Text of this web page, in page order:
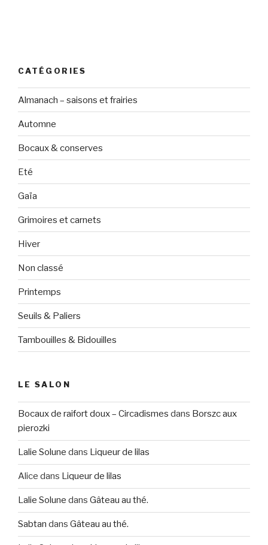
CATÉGORIES
Almanach – saisons et frairies
Automne
Bocaux & conserves
Eté
Gaïa
Grimoires et carnets
Hiver
Non classé
Printemps
Seuils & Paliers
Tambouilles & Bidouilles
LE SALON
Bocaux de raifort doux – Circadismes dans Borszc aux
pierozki
Lalie Solune dans Liqueur de lilas
Alice dans Liqueur de lilas
Lalie Solune dans Gâteau au thé.
Sabtan dans Gâteau au thé.